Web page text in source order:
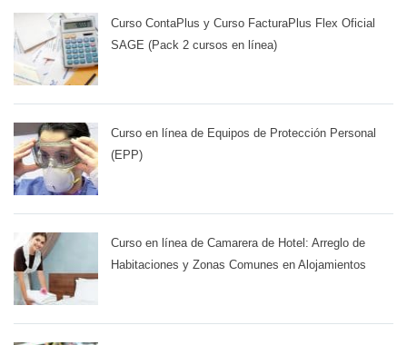
Curso ContaPlus y Curso FacturaPlus Flex Oficial
SAGE (Pack 2 cursos en línea)
Curso en línea de Equipos de Protección Personal
(EPP)
Curso en línea de Camarera de Hotel: Arreglo de
Habitaciones y Zonas Comunes en Alojamientos